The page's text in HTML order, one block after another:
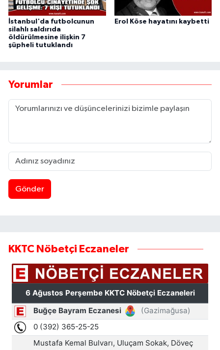
İstanbul'da futbolcunun
silahlı saldırıda
öldürülmesine ilişkin 7
şüpheli tutuklandı
Erol Köse hayatını kaybetti
Yorumlar
Gönder
KKTC Nöbetçi Eczaneler